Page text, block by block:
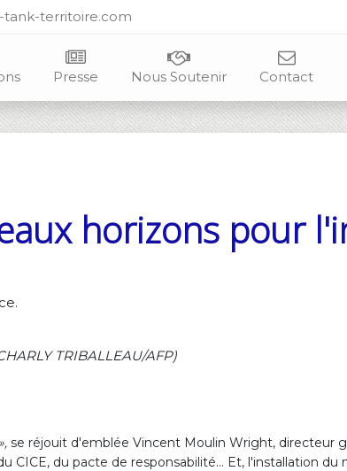
tank-territoire.com
Presse Nous Soutenir Contact
horizons pour
TRIBALLEAU/AFP)
se réjouit d'emblée Vincent Moulin Wright, directeur
CICE, du pacte de responsabilité… Et, l'installation du